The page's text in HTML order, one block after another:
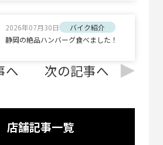
2026年07月30日
バイク紹介
静岡の絶品ハンバーグ食べました！
へ
店舗記事一覧
次の記事へ